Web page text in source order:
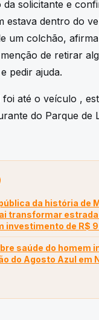
solicitante e
estava dentro do
um colchão,
de retirar
pedir ajuda.
foi até o veículo ,
do Parque de
da história de
transformar estrada
investimento de R$
saúde do homem
do Agosto Azul em